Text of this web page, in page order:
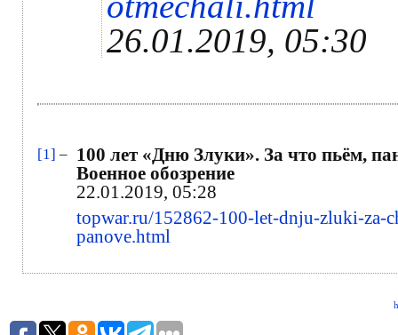
26.01.2019, 05:30
[1] – 100 лет «Дню Злуки». За что пьём,
Военное обозрение
22.01.2019, 05:28
topwar.ru/152862-100-let-dnju-zluki-za-
panove.html